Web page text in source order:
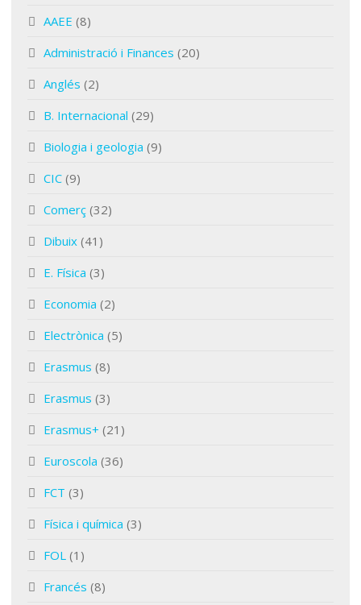
AAEE (8)
Administració i Finances (20)
Anglés (2)
B. Internacional (29)
Biologia i geologia (9)
CIC (9)
Comerç (32)
Dibuix (41)
E. Física (3)
Economia (2)
Electrònica (5)
Erasmus (8)
Erasmus (3)
Erasmus+ (21)
Euroscola (36)
FCT (3)
Física i química (3)
FOL (1)
Francés (8)